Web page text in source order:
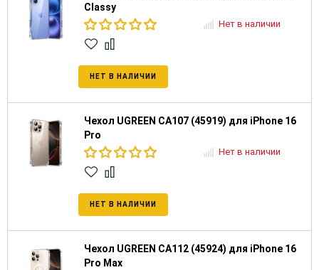
Classy
Нет в наличии
НЕТ В НАЛИЧИИ
Чехол UGREEN CA107 (45919) для iPhone 16
Pro
Нет в наличии
НЕТ В НАЛИЧИИ
Чехол UGREEN CA112 (45924) для iPhone 16
Pro Max